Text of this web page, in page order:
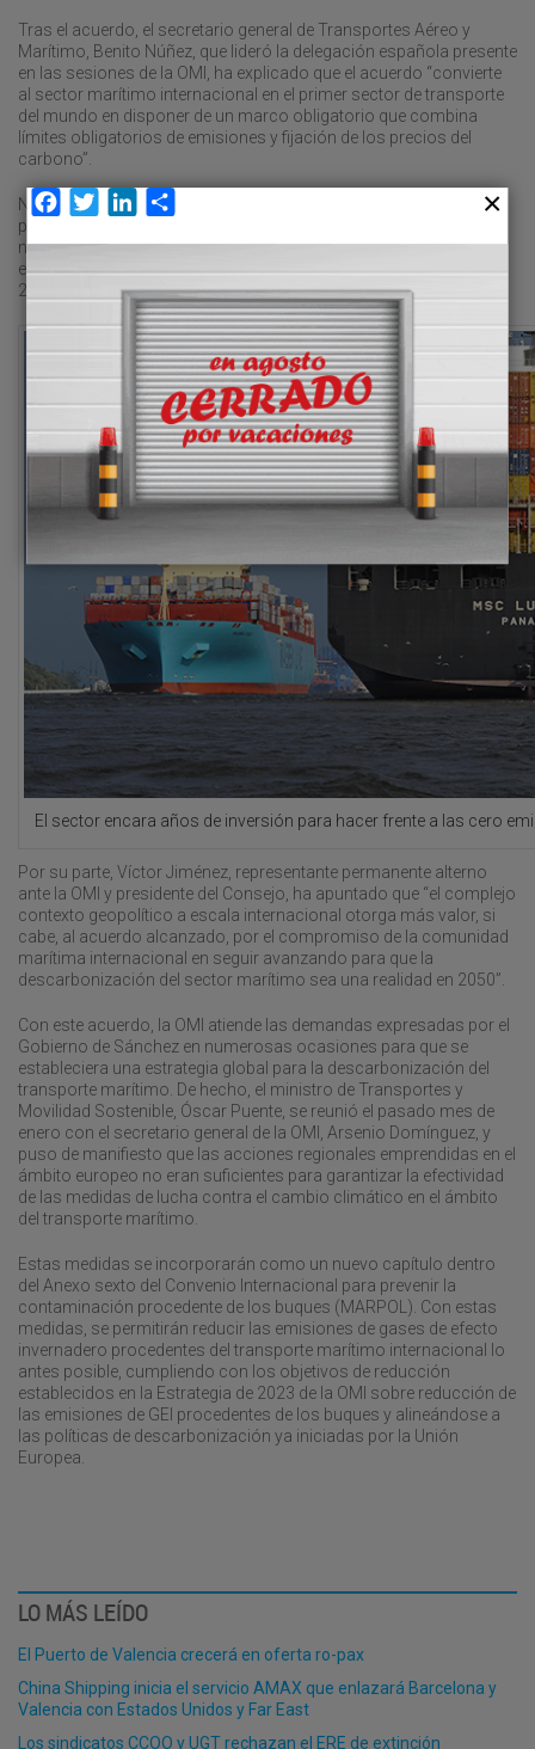
Tras el acuerdo, el secretario general de Transportes Aéreo y
Marítimo, Benito Núñez, que lideró la delegación española presente
en las sesiones de la OMI, ha explicado que el acuerdo “convierte
al sector marítimo internacional en el primer sector de transporte
del mundo en disponer de un marco obligatorio que combina
límites obligatorios de emisiones y fijación de los precios del
carbono”.
Núñez ha avanzado que la administración española se encuentra
preparada para hacer frente al reto que supone este cambio
normativo y trabajará junto con el resto de las partes interesadas
en hacer posible la implementación de sus normas a partir de
2027.
El sector encara años de inversión para hacer frente a las cero
Por su parte, Víctor Jiménez, representante permanente alterno
ante la OMI y presidente del Consejo, ha apuntado que “el complejo
contexto geopolítico a escala internacional otorga más valor, si
cabe, al acuerdo alcanzado, por el compromiso de la comunidad
marítima internacional en seguir avanzando para que la
descarbonización del sector marítimo sea una realidad en 2050”.
Con este acuerdo, la OMI atiende las demandas expresadas por el
Gobierno de Sánchez en numerosas ocasiones para que se
estableciera una estrategia global para la descarbonización del
transporte marítimo. De hecho, el ministro de Transportes y
Movilidad Sostenible, Óscar Puente, se reunió el pasado mes de
enero con el secretario general de la OMI, Arsenio Domínguez, y
puso de manifiesto que las acciones regionales emprendidas en el
ámbito europeo no eran suficientes para garantizar la efectividad
de las medidas de lucha contra el cambio climático en el ámbito
del transporte marítimo.
Estas medidas se incorporarán como un nuevo capítulo dentro
del Anexo sexto del Convenio Internacional para prevenir la
contaminación procedente de los buques (MARPOL). Con estas
medidas, se permitirán reducir las emisiones de gases de efecto
invernadero procedentes del transporte marítimo internacional lo
antes posible, cumpliendo con los objetivos de reducción
establecidos en la Estrategia de 2023 de la OMI sobre reducción de
las emisiones de GEI procedentes de los buques y alineándose a
las políticas de descarbonización ya iniciadas por la Unión
Europea.
LO MÁS LEÍDO
El Puerto de Valencia crecerá en oferta ro-pax
China Shipping inicia el servicio AMAX que enlazará Barcelona y
Valencia con Estados Unidos y Far East
Los sindicatos CCOO y UGT rechazan el ERE de extinción
Facebook
TwitterLinkedIn